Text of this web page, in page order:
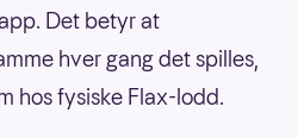
Det betyr at
hver gang det spilles,
hos fysiske Flax-lodd.